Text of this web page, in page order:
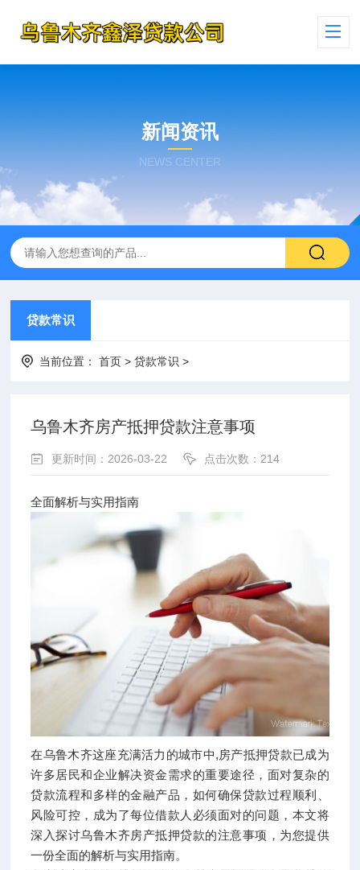
新闻资讯
NEWS CENTER
贷款常识
当前位置：首页 >贷款常识 >
乌鲁木齐房产抵押贷款注意事项
更新时间：2026-03-22 点击次数：214
全面解析与实用指南
在乌鲁木齐这座充满活力的城市中,房产抵押贷款已成为
许多居民和企业解决资金需求的重要途径，面对复杂的
贷款流程和多样的金融产品，如何确保贷款过程顺利、
风险可控，成为了每位借款人必须面对的问题，本文将
深入探讨乌鲁木齐房产抵押贷款的注意事项，为您提供
一份全面的解析与实用指南。